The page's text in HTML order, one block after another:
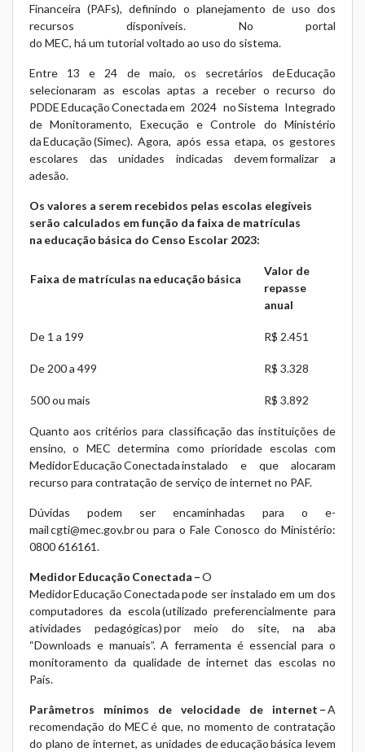
Financeira (PAFs), definindo o planejamento de uso dos
recursos disponíveis. No portal
do MEC, há um tutorial voltado ao uso do sistema.
Entre 13 e 24 de maio, os secretários de Educação
selecionaram as escolas aptas a receber o recurso do
PDDE Educação Conectada em 2024 no Sistema Integrado
de Monitoramento, Execução e Controle do Ministério
da Educação (Simec). Agora, após essa etapa, os gestores
escolares das unidades indicadas devem formalizar a
adesão.
Os valores a serem recebidos pelas escolas elegíveis
serão calculados em função da faixa de matrículas
na educação básica do Censo Escolar 2023:
Faixa de matrículas na educação básica
Valor de
repasse
anual
De 1 a 199 R$ 2.451
De 200 a 499 R$ 3.328
500 ou mais R$ 3.892
Quanto aos critérios para classificação das instituições de
ensino, o MEC determina como prioridade escolas com
Medidor Educação Conectada instalado e que alocaram
recurso para contratação de serviço de internet no PAF.
Dúvidas podem ser encaminhadas para o e-
mailcgti@mec.gov.brou para o Fale Conosco do Ministério:
0800 616161.
Medidor Educação Conectada –O
Medidor Educação Conectada pode ser instalado em um dos
computadores da escola (utilizado preferencialmente para
atividades pedagógicas) por meio do site, na aba
“Downloads e manuais”. A ferramenta é essencial para o
monitoramento da qualidade de internet das escolas no
País.
Parâmetros mínimos de velocidade de internet –A
recomendação do MEC é que, no momento de contratação
do plano de internet, as unidades de educação básica levem